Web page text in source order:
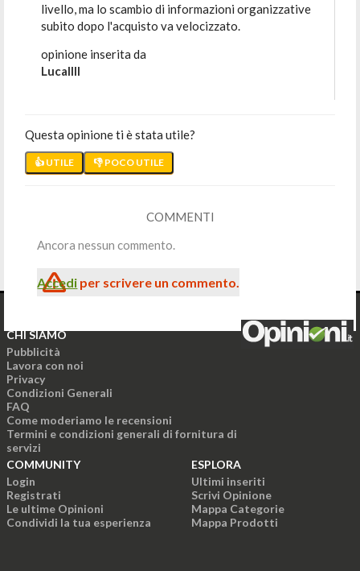
livello, ma lo scambio di informazioni organizzative
subito dopo l'acquisto va velocizzato.
opinione inserita da
Lucallll
Questa opinione ti è stata utile?
👍 UTILE 👎 POCO UTILE
COMMENTI
Ancora nessun commento.
Accedi per scrivere un commento.
CHI SIAMO
Pubblicità
Lavora con noi
Privacy
Condizioni Generali
FAQ
Come moderiamo le recensioni
Termini e condizioni generali di fornitura di
servizi
COMMUNITY
Login
Registrati
Le ultime Opinioni
Condividi la tua esperienza
ESPLORA
Ultimi inseriti
Scrivi Opinione
Mappa Categorie
Mappa Prodotti